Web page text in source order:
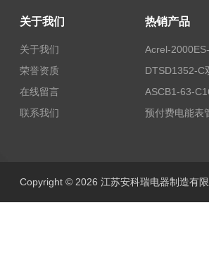
关于我们
关于我们
荣誉资质
在线留言
联系我们
热销产品
Copyright © 2026 江苏安科瑞电器制造有